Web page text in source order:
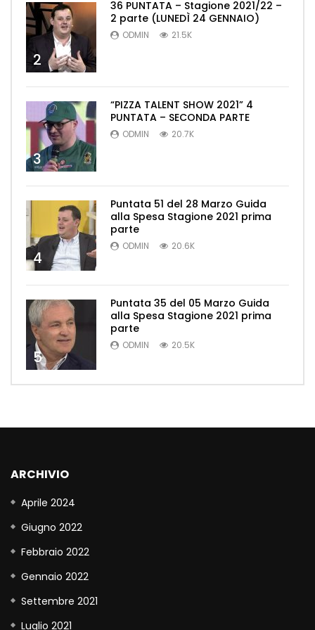
2
36 PUNTATA – Stagione 2021/22 –
2 parte (LUNEDÌ 24 GENNAIO)
ODMIN 21.5K
3
“PIZZA TALENT SHOW 2021” 4
PUNTATA – SECONDA PARTE
ODMIN 20.7K
4
Puntata 51 del 28 Marzo Guida
alla Spesa Stagione 2021 prima
parte
ODMIN 20.6K
5
Puntata 35 del 05 Marzo Guida
alla Spesa Stagione 2021 prima
parte
ODMIN 20.5K
ARCHIVIO
Aprile 2024
Giugno 2022
Febbraio 2022
Gennaio 2022
Settembre 2021
Luglio 2021